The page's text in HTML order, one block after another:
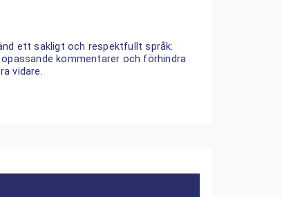
ett sakligt och respektfullt språk:
kommentarer och förhindra
vidare.